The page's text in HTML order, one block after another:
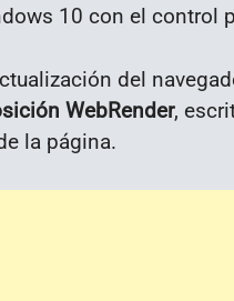
10 con el control
del
WebRender,
la página.